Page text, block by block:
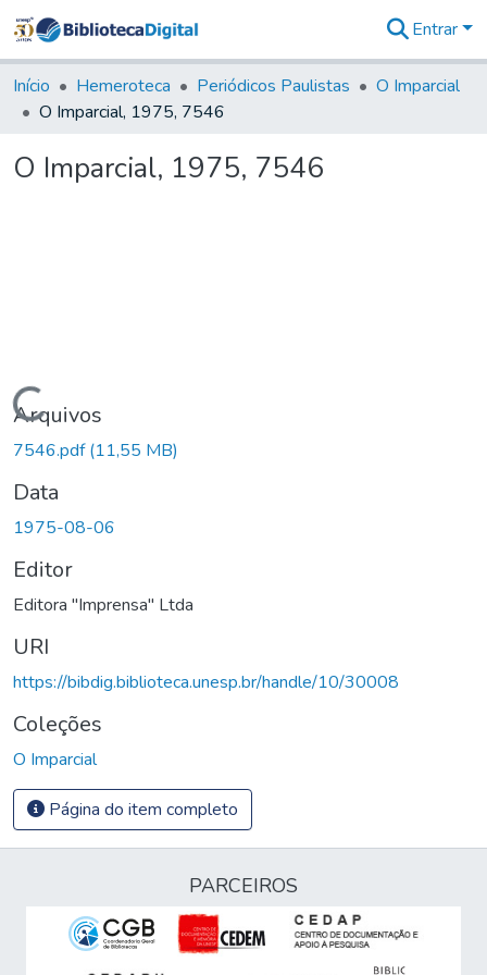
&
Coleções
Tudo na
Digital
Entrar
Início Hemeroteca Periódicos Paulistas
O Imparcial
O Imparcial, 1975, 7546
O Imparcial, 1975, 7546
Carregando...
Arquivos
7546.pdf(11,55 MB)
Data
1975-08-06
Editor
Editora "Imprensa" Ltda
URI
https://bibdig.biblioteca.unesp.br/handle/10/30008
Coleções
O Imparcial
Página do item completo
PARCEIROS